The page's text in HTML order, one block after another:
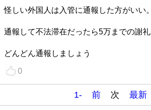
怪しい外国人は入管に通報した方がいい。
通報して不法滞在だったら5万までの謝
どんどん通報しましょう
0
1- 前 次 最新